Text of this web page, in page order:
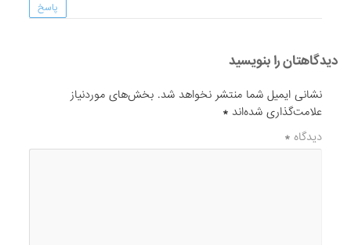
پاسخ
دیدگاهتان را بنویسید
نشانی ایمیل شما منتشر نخواهد شد. بخش‌های موردنیاز
علامت‌گذاری شده‌اند*
دیدگاه*